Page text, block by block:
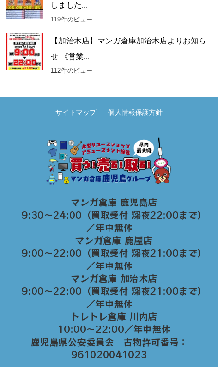
しました...
119件のビュー
【加治木店】マンガ倉庫加治木店よりお知ら
せ 《営業...
112件のビュー
サイトマップ 個人情報保護方針
マンガ倉庫 鹿児島店
9:30～24:00（買取受付 深夜22:00まで）
／年中無休
マンガ倉庫 鹿屋店
9:00～22:00（買取受付 深夜21:00まで）
／年中無休
マンガ倉庫 加治木店
9:00〜22:00（買取受付 深夜21:00まで）
／年中無休
トレトレ倉庫 川内店
10:00〜22:00／年中無休
鹿児島県公安委員会 古物許可番号：
961020041023